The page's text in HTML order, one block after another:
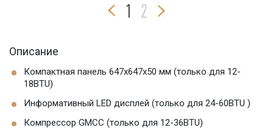
1 2
Описание
Компактная панель 647x647x50 мм (только для 12-
18BTU)
Информативный LED дисплей (только для 24-60BTU )
Компрессор GMCC (только для 12-36BTU)